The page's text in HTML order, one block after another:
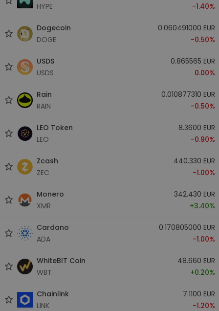
HYPE
-1.40%
Dogecoin
DOGE
0.060491000 EUR
-0.50%
USDS
USDS
0.865565 EUR
0.00%
Rain
RAIN
0.010877310 EUR
-0.50%
LEO Token
LEO
8.3600 EUR
-0.90%
Zcash
ZEC
440.330 EUR
-1.00%
Monero
XMR
342.430 EUR
+3.40%
Cardano
ADA
0.170805000 EUR
-1.00%
WhiteBIT Coin
WBT
48.660 EUR
+0.20%
Chainlink
LINK
7.1100 EUR
-1.20%